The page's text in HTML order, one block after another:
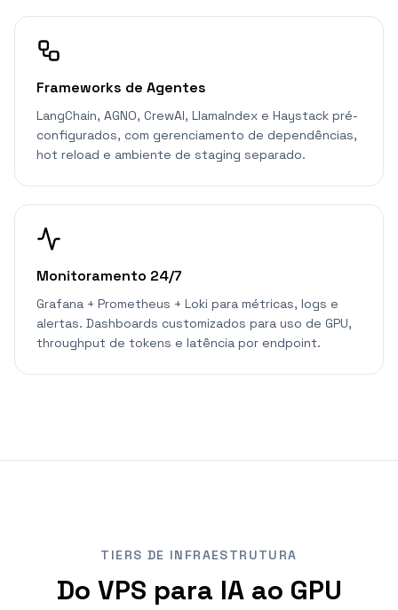
Frameworks de Agentes
LangChain, AGNO, CrewAI, LlamaIndex e Haystack pré-
configurados, com gerenciamento de dependências,
hot reload e ambiente de staging separado.
Monitoramento 24/7
Grafana + Prometheus + Loki para métricas, logs e
alertas. Dashboards customizados para uso de GPU,
throughput de tokens e latência por endpoint.
TIERS DE INFRAESTRUTURA
Do VPS para IA ao GPU